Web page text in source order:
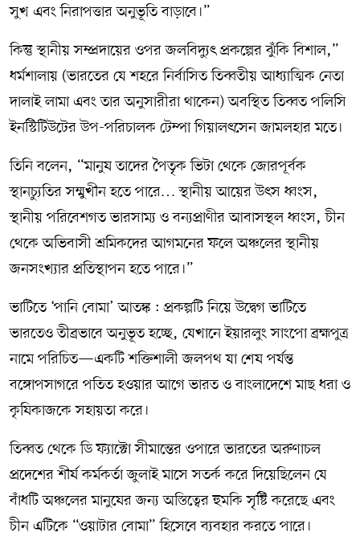
সুখ এবং নিরাপত্তার অনুভূতি বাড়াবে।”
কিন্তু স্থানীয় সম্প্রদায়ের ওপর জলবিদ্যুৎ প্রকল্পের ঝুঁকি বিশাল,”
ধর্মশালায় (ভারতের যে শহরে নির্বাসিত তিব্বতীয় আধ্যাত্মিক নেতা
দালাই লামা এবং তার অনুসারীরা থাকেন) অবস্থিত তিব্বত পলিসি
ইনস্টিটিউটের উপ-পরিচালক টেম্পা গিয়ালৎসেন জামলহার মতে।
তিনি বলেন, “মানুষ তাদের পৈতৃক ভিটা থেকে জোরপূর্বক
স্থানচ্যুতির সম্মুখীন হতে পারে… স্থানীয় আয়ের উৎস ধ্বংস,
স্থানীয় পরিবেশগত ভারসাম্য ও বন্যপ্রাণীর আবাসস্থল ধ্বংস, চীন
থেকে অভিবাসী শ্রমিকদের আগমনের ফলে অঞ্চলের স্থানীয়
জনসংখ্যার প্রতিস্থাপন হতে পারে।”
ভাটিতে ‘পানি বোমা’ আতঙ্ক : প্রকল্পটি নিয়ে উদ্বেগ ভাটিতে
ভারতেও তীব্রভাবে অনুভূত হচ্ছে, যেখানে ইয়ারলুং সাংপো ব্রহ্মপুত্র
নামে পরিচিত—একটি শক্তিশালী জলপথ যা শেষ পর্যন্ত
বঙ্গোপসাগরে পতিত হওয়ার আগে ভারত ও বাংলাদেশে মাছ ধরা ও
কৃষিকাজকে সহায়তা করে।
তিব্বত থেকে ডি ফ্যাক্টো সীমান্তের ওপারে ভারতের অরুণাচল
প্রদেশের শীর্ষ কর্মকর্তা জুলাই মাসে সতর্ক করে দিয়েছিলেন যে
বাঁধটি অঞ্চলের মানুষের জন্য অস্তিত্বের হুমকি সৃষ্টি করেছে এবং
চীন এটিকে “ওয়াটার বোমা” হিসেবে ব্যবহার করতে পারে।